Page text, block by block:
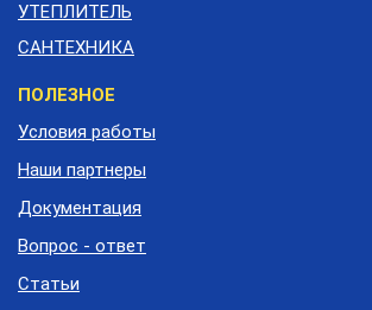
УТЕПЛИТЕЛЬ
САНТЕХНИКА
Меню
подвала
ПОЛЕЗНОЕ
Условия работы
Наши партнеры
Документация
Вопрос - ответ
Статьи